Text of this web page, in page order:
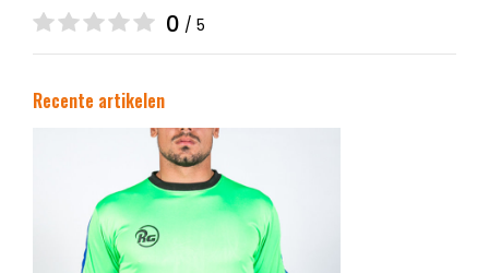
0 / 5
Recente artikelen